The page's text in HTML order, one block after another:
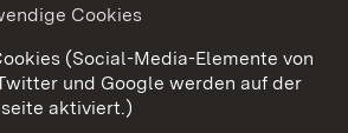
Benutzungshinweise
Cookies
Cookies
(Social-Media-Elemente von
und Google werden auf der
aktiviert.)